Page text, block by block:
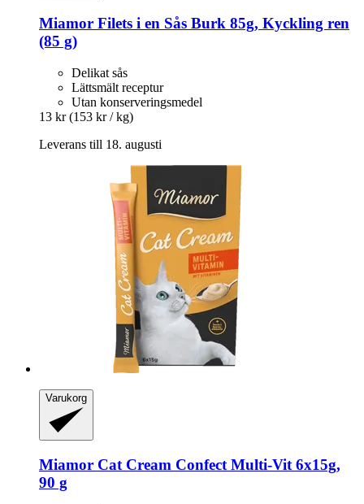
Miamor Filets i en Sås Burk 85g, Kyckling ren
(85 g)
Delikat sås
Lättsmält receptur
Utan konserveringsmedel
13 kr (153 kr / kg)
Leverans till 18. augusti
Varukorg
Miamor Cat Cream Confect Multi-​Vit 6x15g,
90 g